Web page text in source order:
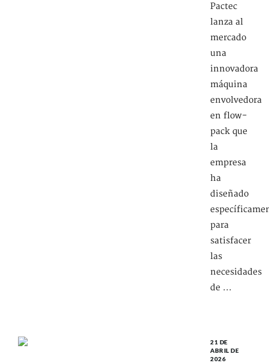
Pactec
lanza al
mercado
una
innovadora
máquina
envolvedora
en flow-
pack que
la
empresa
ha
diseñado
para
satisfacer
las
necesidades
de ...
21 DE
ABRIL DE
2026